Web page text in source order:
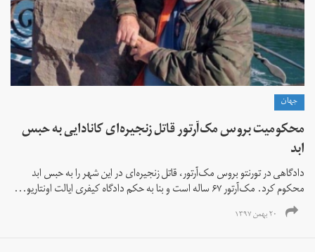
جهان
محکومیت بروس مک‌آرتور قاتل زنجیره‌ای کانادایی به حبس
ابد
دادگاهی در تورنتو بروس مک‌آرتور، قاتل زنجیره‌ای در این شهر را به حبس ابد
محکوم کرد. مک‌آرتور ۶۷ ساله است و بنا به حکم دادگاه کیفری ایالت اونتاریو...
۲۰ بهمن ۱۳۹۷